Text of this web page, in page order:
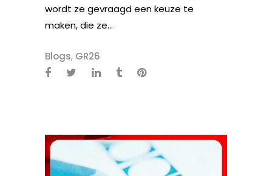
wordt ze gevraagd een keuze te
maken, die ze...
Blogs, GR26